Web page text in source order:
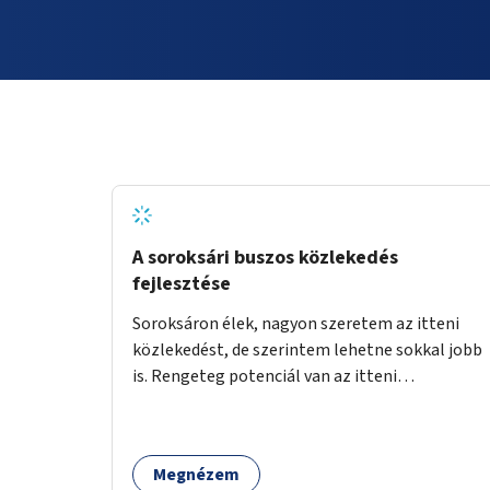
A soroksári buszos közlekedés
fejlesztése
Soroksáron élek, nagyon szeretem az itteni
közlekedést, de szerintem lehetne sokkal jobb
is. Rengeteg potenciál van az itteni
vele és egy nagyon kényelmes járat. Nagyon jól
el lehet vele kerülni a HÉVet, ráadásul
Megnézem